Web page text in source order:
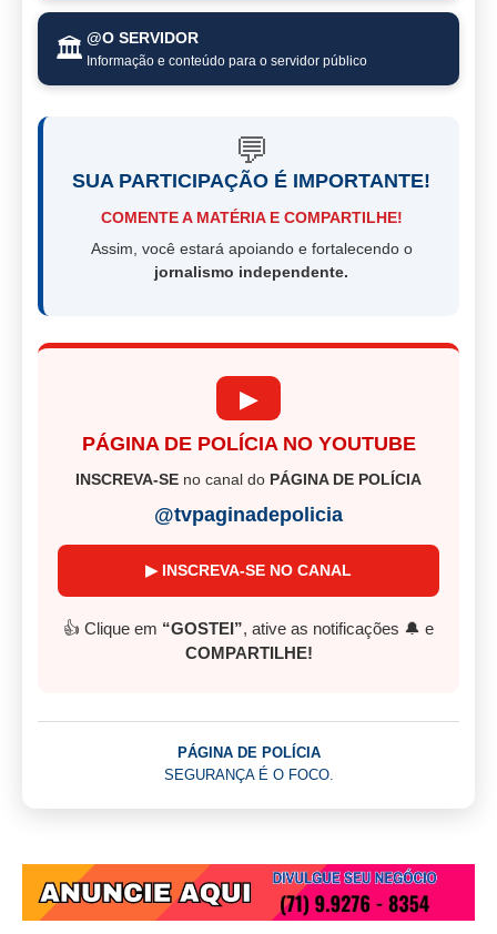
🏛️ @O SERVIDOR
Informação e conteúdo para o servidor público
💬
SUA PARTICIPAÇÃO É IMPORTANTE!
COMENTE A MATÉRIA E COMPARTILHE!
Assim, você estará apoiando e fortalecendo o
jornalismo independente.
▶
PÁGINA DE POLÍCIA NO YOUTUBE
INSCREVA-SE no canal do PÁGINA DE POLÍCIA
@tvpaginadepolicia
▶ INSCREVA-SE NO CANAL
👍 Clique em “GOSTEI”, ative as notificações 🔔 e
COMPARTILHE!
PÁGINA DE POLÍCIA
SEGURANÇA É O FOCO.